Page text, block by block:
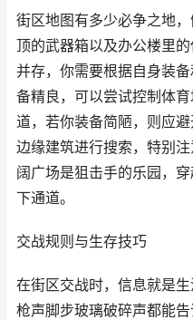
街区地图有多少必争之地
顶的武器箱以及办公楼里
并存，你需要根据自身装
备精良，可以尝试控制体
道，若你装备简陋，则应
边缘建筑进行搜索，特别
阔广场是狙击手的乐园，
下通道。
交战规则与生存技巧
在街区交战时，信息就是生
枪声脚步玻璃破碎声都能